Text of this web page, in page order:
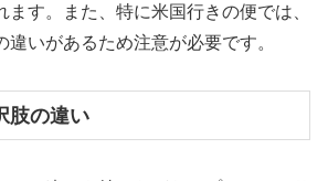
ます。また、特に米国行きの便では、
違いがあるため注意が必要です。
肢の違い